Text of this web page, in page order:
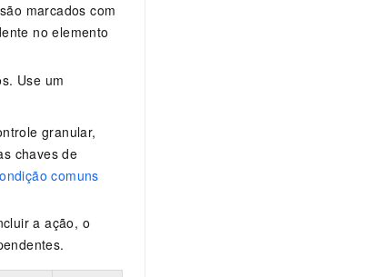
marcados com
no elemento
Use um
granular,
chaves de
comuns
a ação, o